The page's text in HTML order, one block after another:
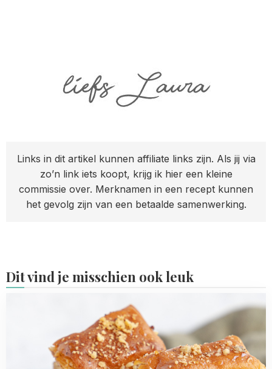
Links in dit artikel kunnen affiliate links zijn. Als jij via
zo’n link iets koopt, krijg ik hier een kleine
commissie over. Merknamen in een recept kunnen
het gevolg zijn van een betaalde samenwerking.
Dit vind je misschien ook leuk